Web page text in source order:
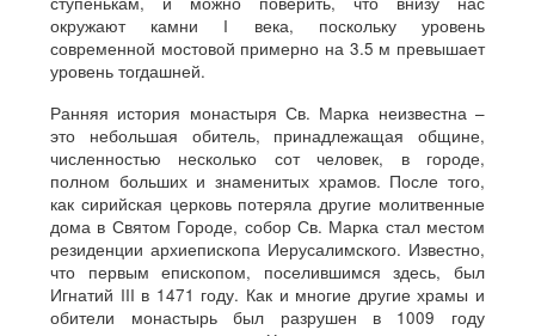
окружают камни I века, поскольку уровень
современной мостовой примерно на 3.5 м превышает
уровень тогдашней.
Ранняя история монастыря Св. Марка неизвестна –
это небольшая обитель, принадлежащая общине,
численностью несколько сот человек, в городе,
полном больших и знаменитых храмов. После того,
как сирийская церковь потеряла другие молитвенные
дома в Святом Городе, собор Св. Марка стал местом
резиденции архиепископа Иерусалимского. Известно,
что первым епископом, поселившимся здесь, был
Игнатий III в 1471 году. Как и многие другие храмы и
обители монастырь был разрушен в 1009 году